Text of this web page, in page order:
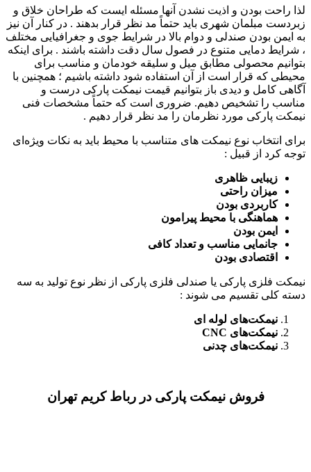
لذا راحت بودن و اذیت نشدن آنها مسئله ایست که طراحان خلاق و
زبردست مبلمان شهری باید حتماً مد نظر قرار بدهند . در کنار آن نیز
به ایمن بودن صندلی و دوام بالا در شرایط جوی و جغرافیایی مختلف
، شرایط دمایی متنوع در فصول سال دقت داشته باشند . برای اینکه
بتوانیم محصولی مطابق میل و سلیقه خودمان و مناسب برای
محیطی که قرار است از آن استفاده شود داشته باشیم ؛ همچنین با
آگاهی کامل و دیدی باز بتوانیم قیمت نیمکت پارکی درست و
مناسب را تشخیص دهیم. ضروری است که حتماً مشخصات فنی
نیمکت پارکی مورد نظرمان را مد نظر قرار دهیم .
برای انتخاب نوع نیمکت های متناسب با محیط باید به نکات ویژه‌ای
توجه کرد از قبیل :
زیبایی ظاهری
میزان راحتی
کاربردی بودن
هماهنگی با محیط پیرامون
ایمن بودن
جانمایی مناسب و تعداد کافی
اقتصادی بودن
نیمکت فلزی پارکی یا صندلی فلزی پارکی از نظر نوع تولید به سه
دسته کلی تقسیم می شوند :
نیمکت‌های لوله ای
نیمکت‌های CNC
نیمکت‌های چدنی
فروش نیمکت پارکی در رباط کریم تهران